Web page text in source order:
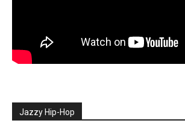
Jazzy Hip-Hop